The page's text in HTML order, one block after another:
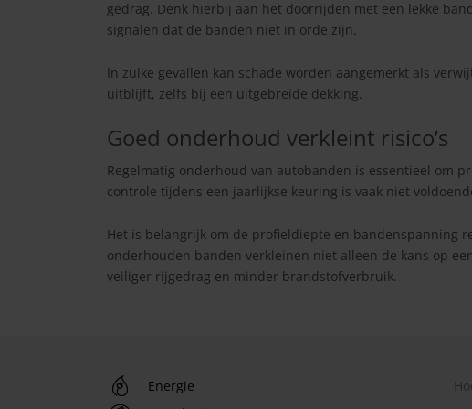
gedrag. Denk hierbij aan het doorrijden met een lekke
signalen dat de banden niet in orde zijn.
In zulke gevallen kan schade worden aangemerkt als
uitblijft, zelfs bij een uitgebreide dekking.
Goed onderhoud verkleint risico’s
Regelmatig onderhoud van autobanden is essentieel om
controle tijdens een jaarlijkse keuring is vaak niet
Het is belangrijk om de profieldiepte en bandenspanning
onderhouden banden verkleinen niet alleen de kans op
veiliger rijgedrag en minder brandstofverbruik.
Energie